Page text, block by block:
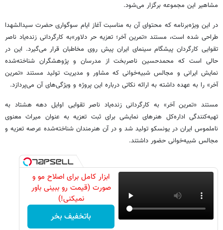
مشاهیر این مجموعه برگزار می‌شود.
در این ویژه‌برنامه که محتوای آن به مناسبت آغاز ایام سوگواری حضرت سیدالشهدا
طراحی شده است، مستند «تمرین آخر؛ تعزیه حر دلاور»به کارگردانی زنده‌یاد ناصر
تقوایی کارگردان پیشگام سینمای ایران پیش روی مخاطبان قرار می‌گیرد. این در
حالی است که محمدحسین ناصربخت از مدرسان و پژوهشگران شناخته‌شده
نمایش ایرانی و مجالس شبیه‌خوانی که مشاور و مدیریت تولید مستند «تمرین
آخر» را به عهده داشته به ارائه نکاتی درباره این پروژه و ویژگی‌های آن می‌پردازد.
مستند «تمرین آخر» به کارگردانی زنده‌یاد ناصر تقوایی اوایل دهه هشتاد به
تهیه‌کنندگی اداره‌کل هنرهای نمایشی برای ثبت تعزیه به عنوان میراث معنوی
ناملموس ایران در یونسکو تولید شد و در آن هنرمندان شناخته‌شده عرصه تعزیه و
مجالس شبیه‌خوانی حضور داشتند.
ابزار کامل برای اصلاح مو و
صورت (قیمت رو ببینی باور
نمیکنی!)
باتخفیف بخر